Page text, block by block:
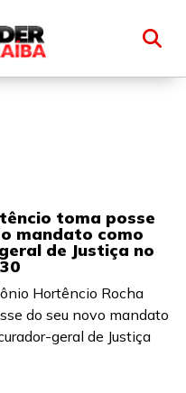
toma posse
mandato como
de Justiça no
Hortêncio Rocha
do seu novo mandato
geral de Justiça